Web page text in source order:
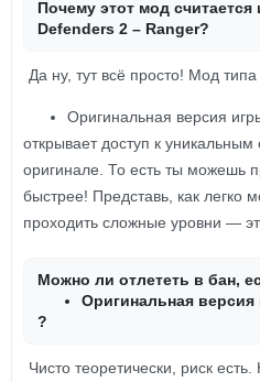
Почему этот мод
Defenders 2 – Ranger?
Да ну, тут всё просто! Мод типа
Оригинальная версия
открывает доступ к
оригинале. То есть ты можешь
быстрее! Представь, как легко
проходить сложные уровни —
Можно ли отлететь в бан,
Оригинальная версия
?
Чисто теоретически, риск